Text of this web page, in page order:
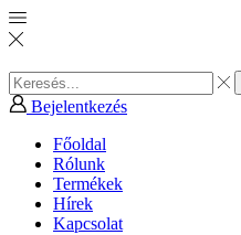
Search
inputBejelentkezés
Főoldal
Rólunk
Termékek
Hírek
Kapcsolat